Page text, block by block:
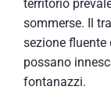
territorio
sommerse. Il
sezione fluente
possano
fontanazzi.